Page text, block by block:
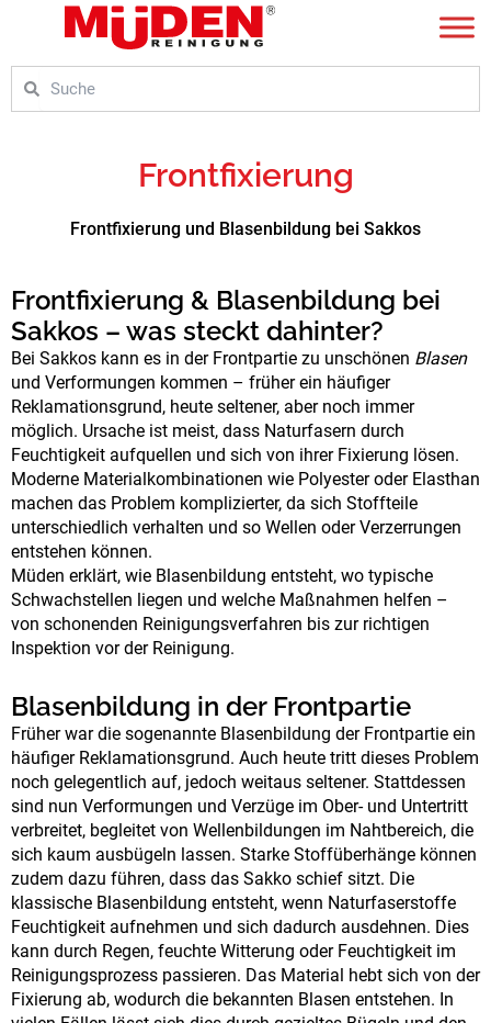
Frontfixierung
Frontfixierung und Blasenbildung bei Sakkos
Frontfixierung & Blasenbildung bei
Sakkos – was steckt dahinter?
Bei Sakkos kann es in der Frontpartie zu unschönen Blasen
und Verformungen kommen – früher ein häufiger
Reklamationsgrund, heute seltener, aber noch immer
möglich. Ursache ist meist, dass Naturfasern durch
Feuchtigkeit aufquellen und sich von ihrer Fixierung lösen.
Moderne Materialkombinationen wie Polyester oder Elasthan
machen das Problem komplizierter, da sich Stoffteile
unterschiedlich verhalten und so Wellen oder Verzerrungen
entstehen können.
Müden erklärt, wie Blasenbildung entsteht, wo typische
Schwachstellen liegen und welche Maßnahmen helfen –
von schonenden Reinigungsverfahren bis zur richtigen
Inspektion vor der Reinigung.
Blasenbildung in der Frontpartie
Früher war die sogenannte Blasenbildung der Frontpartie ein
häufiger Reklamationsgrund. Auch heute tritt dieses Problem
noch gelegentlich auf, jedoch weitaus seltener. Stattdessen
sind nun Verformungen und Verzüge im Ober- und Untertritt
verbreitet, begleitet von Wellenbildungen im Nahtbereich, die
sich kaum ausbügeln lassen. Starke Stoffüberhänge können
zudem dazu führen, dass das Sakko schief sitzt. Die
klassische Blasenbildung entsteht, wenn Naturfaserstoffe
Feuchtigkeit aufnehmen und sich dadurch ausdehnen. Dies
kann durch Regen, feuchte Witterung oder Feuchtigkeit im
Reinigungsprozess passieren. Das Material hebt sich von der
Fixierung ab, wodurch die bekannten Blasen entstehen. In